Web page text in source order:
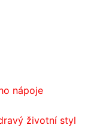
nápoje
životní styl